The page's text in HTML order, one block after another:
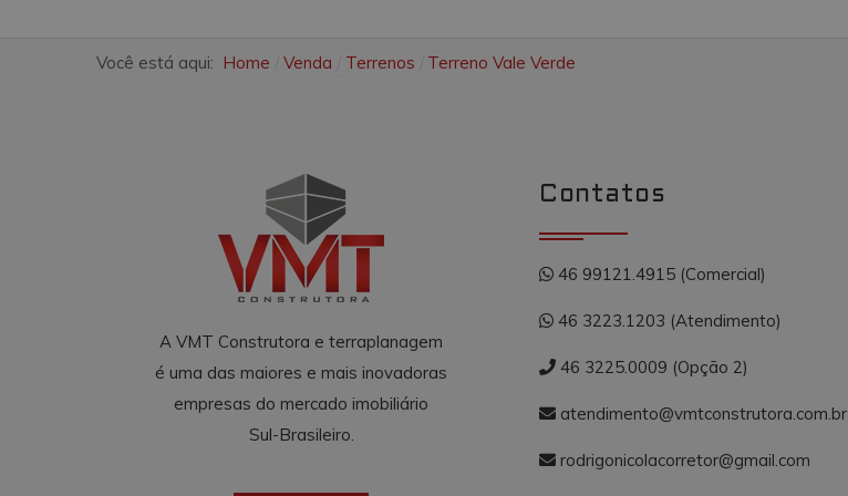
Você está aqui: Home Venda Terrenos Terreno Vale Verde
A VMT Construtora e terraplanagem
é uma das maiores e mais inovadoras
empresas do mercado imobiliário
Sul-Brasileiro.
Contatos
46 99121.4915 (Comercial)
46 3223.1203 (Atendimento)
46 3225.0009 (Opção 2)
atendimento@vmtconstrutora.com.br
rodrigonicolacorretor@gmail.com